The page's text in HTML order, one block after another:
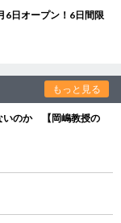
6日オープン！6日間限
もっと見る
いのか 【岡嶋教授の